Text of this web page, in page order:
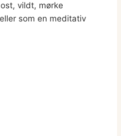
vildt, mørke
som en meditativ